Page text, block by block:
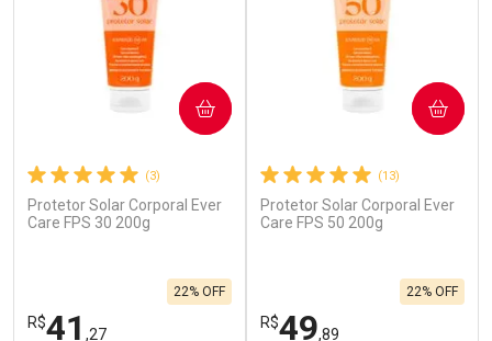
(3)
Protetor Solar Corporal Ever
Care FPS 30 200g
R$41 ,27
22% OFF
COMPRAR
(13)
Protetor Solar Corporal Ever
Care FPS 50 200g
R$49,89
22% OFF
COMPRAR